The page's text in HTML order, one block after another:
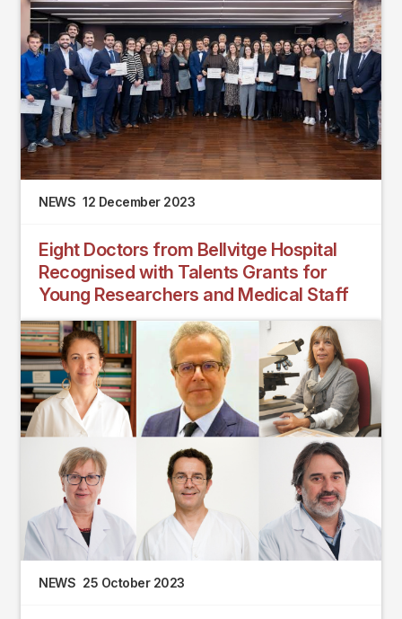
NEWS 12 December 2023
Eight Doctors from Bellvitge Hospital
Recognised with Talents Grants for
Young Researchers and Medical Staff
NEWS 25 October 2023